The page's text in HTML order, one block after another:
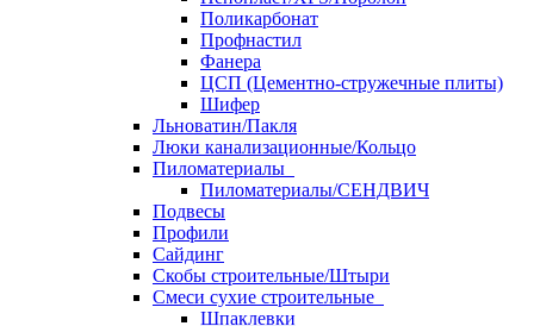
Поликарбонат
Профнастил
Фанера
ЦСП (Цементно-стружечные плиты)
Шифер
Льноватин/Пакля
Люки канализационные/Кольцо
Пиломатериалы
Пиломатериалы/СЕНДВИЧ
Подвесы
Профили
Сайдинг
Скобы строительные/Штыри
Смеси сухие строительные
Шпаклевки